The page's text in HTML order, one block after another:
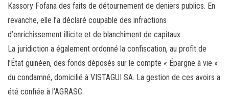
Kassory Fofana des faits de détournement de deniers publics. En
revanche, elle l’a déclaré coupable des infractions
d’enrichissement illicite et de blanchiment de capitaux.
La juridiction a également ordonné la confiscation, au profit de
l’État guinéen, des fonds déposés sur le compte « Épargne à vie »
du condamné, domicilié à VISTAGUI SA. La gestion de ces avoirs a
été confiée à l’AGRASC.